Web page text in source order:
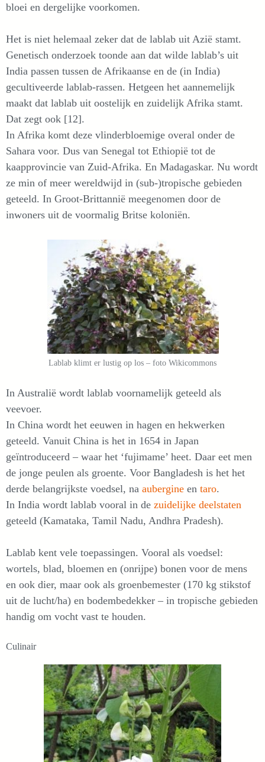
bloei en dergelijke voorkomen.
Het is niet helemaal zeker dat de lablab uit Azië stamt.
Genetisch onderzoek toonde aan dat wilde lablab’s uit
India passen tussen de Afrikaanse en de (in India)
gecultiveerde lablab-rassen. Hetgeen het aannemelijk
maakt dat lablab uit oostelijk en zuidelijk Afrika stamt.
Dat zegt ook [12].
In Afrika komt deze vlinderbloemige overal onder de
Sahara voor. Dus van Senegal tot Ethiopië tot de
kaapprovincie van Zuid-Afrika. En Madagaskar. Nu wordt
ze min of meer wereldwijd in (sub-)tropische gebieden
geteeld. In Groot-Brittannië meegenomen door de
inwoners uit de voormalig Britse koloniën.
Lablab klimt er lustig op los – foto Wikicommons
In Australië wordt lablab voornamelijk geteeld als
veevoer.
In China wordt het eeuwen in hagen en hekwerken
geteeld. Vanuit China is het in 1654 in Japan
geïntroduceerd – waar het ‘fujimame’ heet. Daar eet men
de jonge peulen als groente. Voor Bangladesh is het het
derde belangrijkste voedsel, na aubergine en taro.
In India wordt lablab vooral in de zuidelijke deelstaten
geteeld (Kamataka, Tamil Nadu, Andhra Pradesh).
Lablab kent vele toepassingen. Vooral als voedsel:
wortels, blad, bloemen en (onrijpe) bonen voor de mens
en ook dier, maar ook als groenbemester (170 kg stikstof
uit de lucht/ha) en bodembedekker – in tropische gebieden
handig om vocht vast te houden.
Culinair